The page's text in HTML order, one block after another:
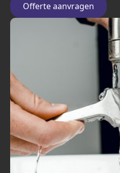
Offerte aanvragen